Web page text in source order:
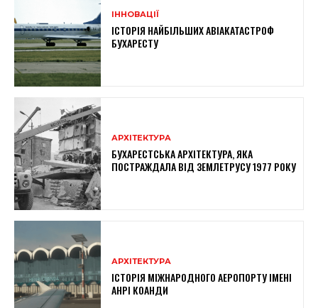
ІННОВАЦІЇ
ІСТОРІЯ НАЙБІЛЬШИХ АВІАКАТАСТРОФ
БУХАРЕСТУ
АРХІТЕКТУРА
БУХАРЕСТСЬКА АРХІТЕКТУРА, ЯКА
ПОСТРАЖДАЛА ВІД ЗЕМЛЕТРУСУ 1977 РОКУ
АРХІТЕКТУРА
ІСТОРІЯ МІЖНАРОДНОГО АЕРОПОРТУ ІМЕНІ
АНРІ КОАНДИ